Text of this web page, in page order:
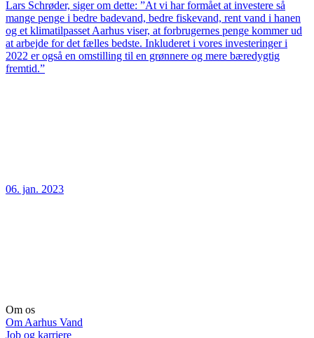
Lars Schrøder, siger om dette: ”At vi har formået at investere så
mange penge i bedre badevand, bedre fiskevand, rent vand i hanen
og et klimatilpasset Aarhus viser, at forbrugernes penge kommer ud
at arbejde for det fælles bedste. Inkluderet i vores investeringer i
2022 er også en omstilling til en grønnere og mere bæredygtig
fremtid.”
06. jan. 2023
Om os
Om Aarhus Vand
Job og karriere